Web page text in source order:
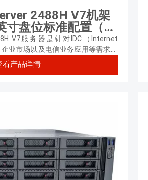
2488H V7机架
寸盘位标准配置（2
牌6416H 2.2GHz
内存丨可选硬盘
选网卡丨1500W单
）
V7服务器是针对IDC（Internet
业市场以及电信业务应用等需求，
机架服务器。
看产品详情